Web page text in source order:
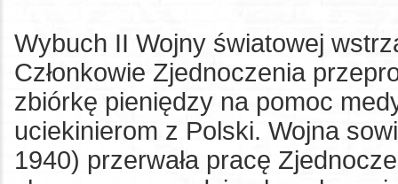
Wybuch II Wojny światowej
Członkowie Zjednoczenia
zbiórkę pieniędzy na pomoc
uciekinierom z Polski. Wojna
1940) przerwała pracę